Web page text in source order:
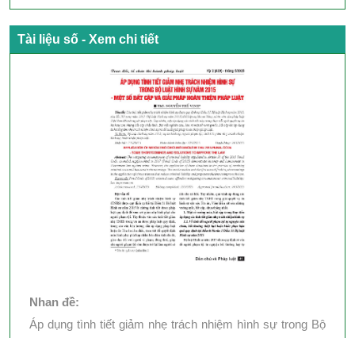
Tài liệu số - Xem chi tiết
Nhan đề:
Áp dụng tình tiết giảm nhẹ trách nhiệm hình sự trong Bộ